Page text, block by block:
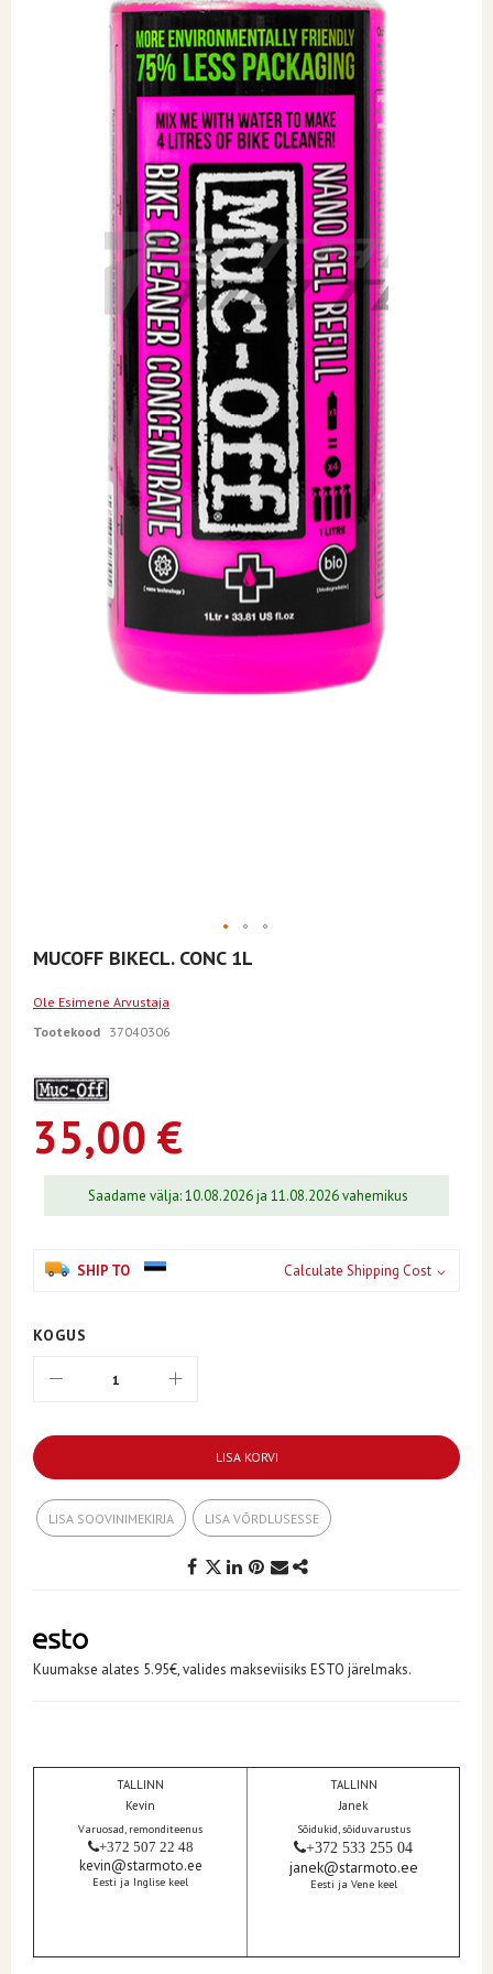
Skip
to
beginning
of
gallery
MUCOFF BIKECL. CONC 1L
Ole Esimene Arvustaja
Tootekood 37040306
35,00 €
Saadame välja: 10.08.2026 ja 11.08.2026 vahemikus
SHIP TO Calculate Shipping Cost
KOGUS
LISA KORVI
LISA SOOVINIMEKIRJA LISA VÕRDLUSESSE
Kuumakse alates 5.95€, valides makseviisiks ESTO järelmaks.
TALLINN
Kevin
Varuosad, remonditeenus
+372 507 22 48
kevin@starmoto.ee
Eesti ja Inglise keel
TALLINN
Janek
Sõidukid, sõiduvarustus
+372 533 255 04
janek@starmoto.ee
Eesti ja Vene keel